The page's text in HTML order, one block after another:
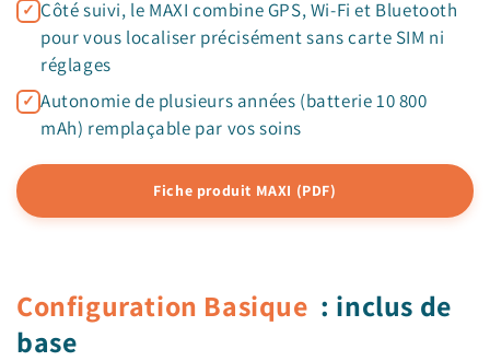
Côté suivi, le MAXI combine GPS, Wi-Fi et Bluetooth
pour vous localiser précisément sans carte SIM ni
réglages
Autonomie de plusieurs années (batterie 10 800
mAh) remplaçable par vos soins
Fiche produit MAXI (PDF)
Configuration Basique : inclus de
base